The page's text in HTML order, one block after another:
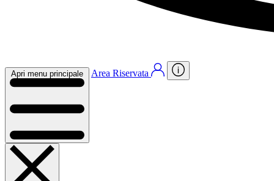
Apri menu principale Area Riservata